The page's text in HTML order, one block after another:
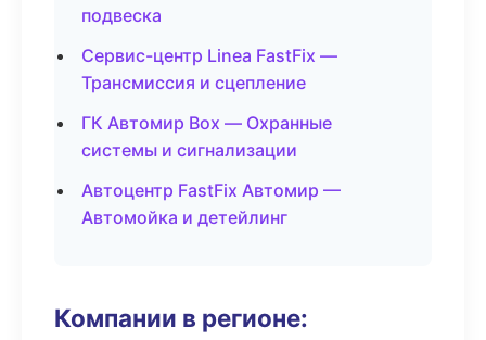
подвеска
Сервис-центр Linea FastFix —
Трансмиссия и сцепление
ГК Автомир Box — Охранные
системы и сигнализации
Автоцентр FastFix Автомир —
Автомойка и детейлинг
Компании в регионе: